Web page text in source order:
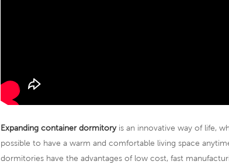
Expanding container dormitory is an innovative way of life,
possible to have a warm and comfortable living space
dormitories have the advantages of low cost, fast